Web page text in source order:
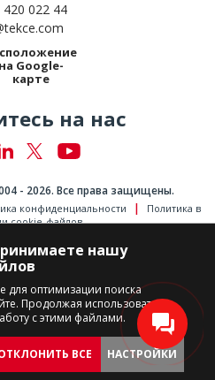
420 022 44
на Google-
карте
на нас
- 2026. Все права защищены.
конфиденциальности
Политика в
cookie-файлов
нашу
для оптимизации поиска
Продолжая использовать
с этими файлами.
ВСЕ НАСТРОЙКИ